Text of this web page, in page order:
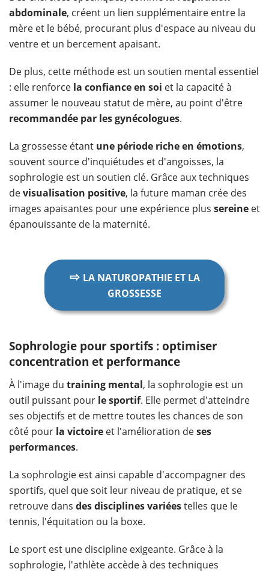
abdominale, créent un lien supplémentaire entre la
mère et le bébé, procurant plus d'espace au niveau du
ventre et un bercement apaisant.
De plus, cette méthode est un soutien mental essentiel
: elle renforce la confiance en soi et la capacité à
assumer le nouveau statut de mère, au point d'être
recommandée par les gynécologues.
La grossesse étant une période riche en émotions,
souvent source d'inquiétudes et d'angoisses, la
sophrologie est un soutien clé. Grâce aux techniques
devisualisation positive, la future maman crée des
images apaisantes pour une expérience plus sereine et
épanouissante de la maternité.
⇨ LA NATUROPATHIE ET LA
GROSSESSE
Sophrologie pour sportifs : optimiser
concentration et performance
À l'image du training mental, la sophrologie est un
outil puissant pour lesportif. Elle permet d'atteindre
ses objectifs et de mettre toutes les chances de son
côté pour la victoire et l'amélioration deses
performances.
La sophrologie est ainsi capable d'accompagner des
sportifs, quel que soit leur niveau de pratique, et se
retrouve dans des disciplines variéestelles que le
tennis, l'équitation ou la boxe.
Le sport est une discipline exigeante. Grâce à la
sophrologie, l'athlète accède à des techniques